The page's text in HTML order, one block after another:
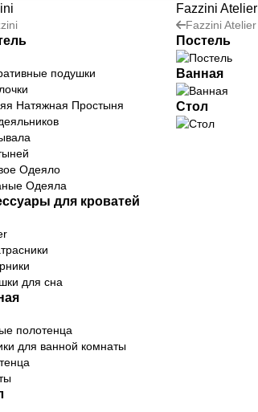
подушки
Натяжная Простыня
Одеяло
Одеяла
для кроватей
для сна
полотенца
для ванной комнаты
Fazzini Atelier
Fazzini Atelier
Постель
Ванная
Стол